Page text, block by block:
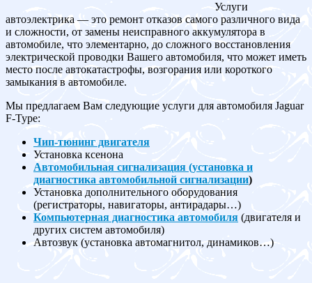
Услуги
автоэлектрика — это ремонт отказов самого различного вида
и сложности, от замены неисправного аккумулятора в
автомобиле, что элементарно, до сложного восстановления
электрической проводки Вашего автомобиля, что может иметь
место после автокатастрофы, возгорания или короткого
замыкания в автомобиле.
Мы предлагаем Вам следующие услуги для автомобиля Jaguar
F-Type:
Чип-тюнинг двигателя
Установка ксенона
Автомобильная сигнализация (установка и
диагностика автомобильной сигнализации)
Установка дополнительного оборудования
(регистраторы, навигаторы, антирадары…)
Компьютерная диагностика автомобиля (двигателя и
других систем автомобиля)
Автозвук (установка автомагнитол, динамиков…)